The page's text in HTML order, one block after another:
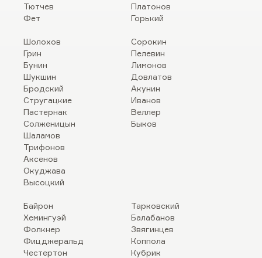
Тютчев
Фет
Платонов
Горький
Шолохов
Грин
Бунин
Шукшин
Бродский
Стругацкие
Пастернак
Солженицын
Шаламов
Трифонов
Аксенов
Окуджава
Высоцкий
Сорокин
Пелевин
Лимонов
Довлатов
Акунин
Иванов
Веллер
Быков
Байрон
Хемингуэй
Фолкнер
Фицджеральд
Честертон
Тарковский
Балабанов
Звягинцев
Коппола
Кубрик